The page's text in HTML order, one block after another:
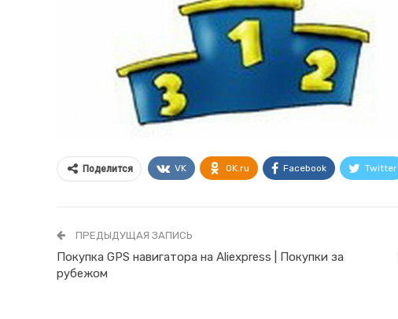
Поделится VK OK.ru Facebook Twitter
ПРЕДЫДУЩАЯ ЗАПИСЬ
Покупка GPS навигатора на Aliexpress | Покупки за
рубежом